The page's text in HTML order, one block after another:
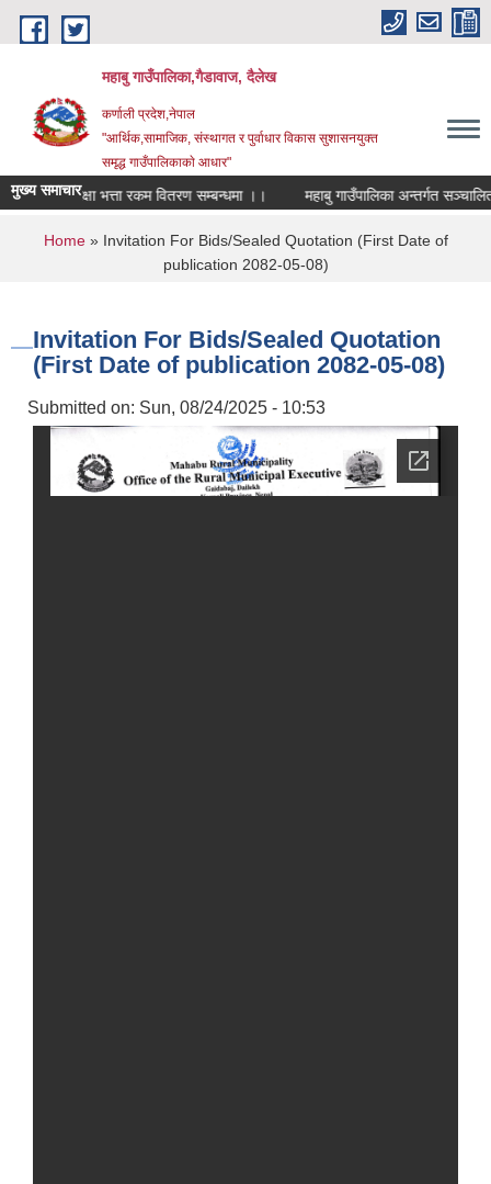
Skip to main content
महाबु गाउँपालिका,गैडावाज, दैलेख
कर्णाली प्रदेश,नेपाल
"आर्थिक,सामाजिक, संस्थागत र पुर्वाधार विकास सुशासनयुक्त
समृद्ध गाउँपालिकाकाे आधार"
मुख्य समाचारसुरक्षा भत्ता रकम वितरण सम्बन्धमा ।। महाबु गाउँपालिका
You are here
Home» Invitation For Bids/Sealed Quotation (First Date of
publication 2082-05-08)
Invitation For Bids/Sealed Quotation
(First Date of publication 2082-05-08)
Submitted on: Sun, 08/24/2025 - 10:53